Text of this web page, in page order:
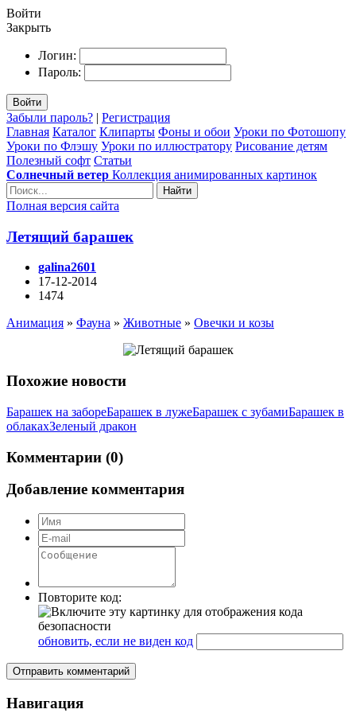
Войти
Закрыть
Логин:
Пароль:
Войти
Забыли пароль? | Регистрация
Главная Каталог Клипарты Фоны и обои Уроки по Фотошопу
Уроки по Флэшу Уроки по иллюстратору Рисование детям
Полезный софт Статьи
Солнечный ветер Коллекция анимированных картинок
Найти
Полная версия сайта
Летящий барашек
galina2601
17-12-2014
1474
Анимация » Фауна » Животные » Овечки и козы
Похожие новости
Барашек на забореБарашек в лужеБарашек с зубамиБарашек в
облакахЗеленый дракон
Комментарии (0)
Добавление комментария
Повторите код:
обновить, если не виден код
Отправить комментарий
Навигация